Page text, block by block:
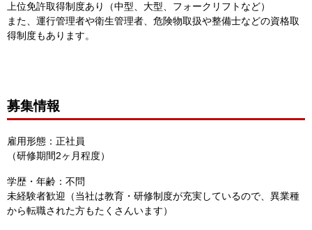
上位免許取得制度あり（中型、大型、フォークリフトなど）
また、運行管理者や衛生管理者、危険物取扱や整備士などの資格取
得制度もあります。
募集情報
雇用形態：正社員
（研修期間2ヶ月程度）
学歴・年齢：不問
未経験者歓迎（当社は教育・研修制度が充実しているので、異業種
から転職された方もたくさんいます）